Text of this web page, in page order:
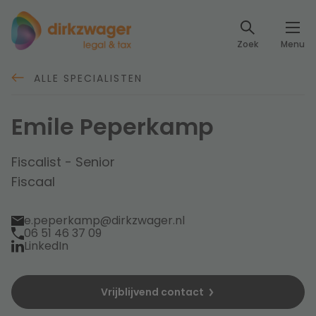
Zoek Menu
Expertises
IT & Privacy
Thema's
Kennis
Klantcases
Events
Over ons
Over Dirkzwager
Werken bij
ALLE SPECIALISTEN
Emile Peperkamp
Fiscalist - Senior
Fiscaal
e.peperkamp@dirkzwager.nl
06 51 46 37 09
LinkedIn
Vrijblijvend contact